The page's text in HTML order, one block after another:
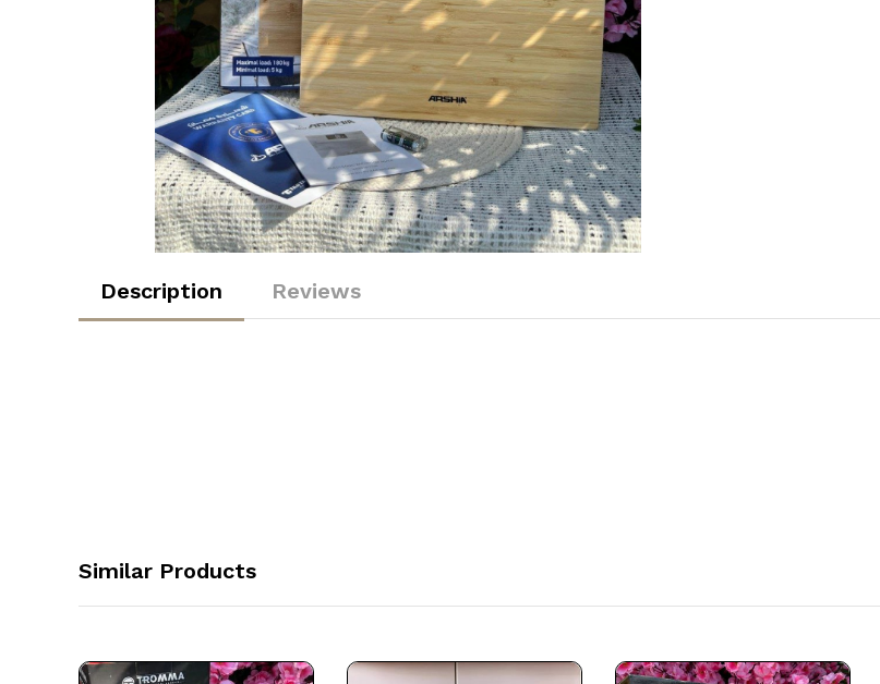
Description Reviews
Similar Products